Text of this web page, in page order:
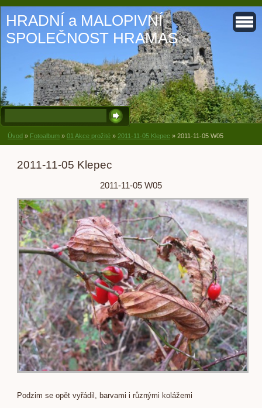
HRADNÍ a MALOPIVNÍ
SPOLEČNOST HRAMAS
Úvod » Fotoalbum » 01 Akce prožité » 2011-11-05 Klepec » 2011-11-05 W05
2011-11-05 Klepec
2011-11-05 W05
Podzim se opět vyřádil, barvami i různými kolážemi